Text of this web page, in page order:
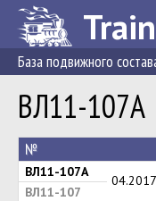
База подвижного
ВЛ11-107А
№
ВЛ11-107А
04.2017
ВЛ11-107